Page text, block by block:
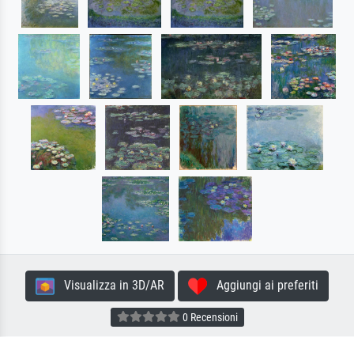
Visualizza in 3D/AR Aggiungi ai preferiti
0 Recensioni